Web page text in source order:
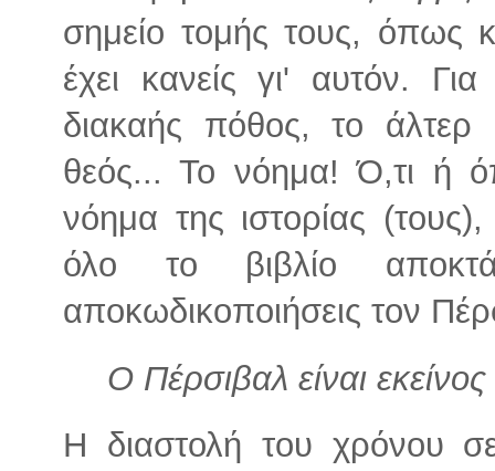
σημείο τομής τους, όπως
έχει κανείς γι' αυτόν.
διακαής πόθος, το
θεός... Το νόημα! Ό,τι ή
νόημα της ιστορίας
όλο το βιβλίο
αποκωδικοποιήσεις τον
Ο Πέρσιβαλ είναι
Η διαστολή του χρόνου